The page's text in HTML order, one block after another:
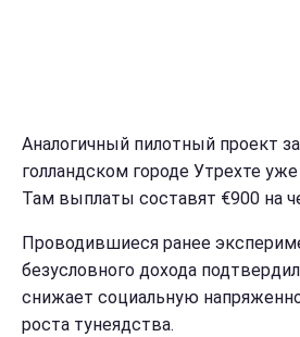
Аналогичный пилотный проект
голландском городе Утрехте
Там выплаты составят €900 на
Проводившиеся ранее
безусловного дохода
снижает социальную
роста тунеядства.